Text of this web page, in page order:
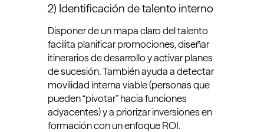
2) Identificación de talento interno
Disponer de un mapa claro del talento
facilita planificar promociones, diseñar
itinerarios de desarrollo y activar planes
de sucesión. También ayuda a detectar
movilidad interna viable (personas que
pueden “pivotar” hacia funciones
adyacentes) y a priorizar inversiones en
formación con un enfoque ROI.